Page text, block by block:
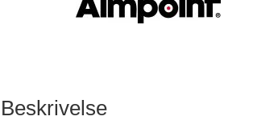
Beskrivelse